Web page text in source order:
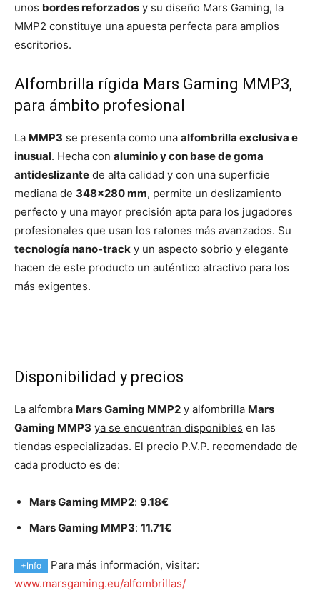
unos bordes reforzados y su diseño Mars Gaming, la
MMP2 constituye una apuesta perfecta para amplios
escritorios.
Alfombrilla rígida Mars Gaming MMP3,
para ámbito profesional
La MMP3 se presenta como una alfombrilla exclusiva e
inusual. Hecha con aluminio y con base de goma
antideslizante de alta calidad y con una superficie
mediana de 348×280 mm, permite un deslizamiento
perfecto y una mayor precisión apta para los jugadores
profesionales que usan los ratones más avanzados. Su
tecnología nano-track y un aspecto sobrio y elegante
hacen de este producto un auténtico atractivo para los
más exigentes.
Disponibilidad y precios
La alfombra Mars Gaming MMP2 y alfombrilla Mars
Gaming MMP3 ya se encuentran disponibles en las
tiendas especializadas. El precio P.V.P. recomendado de
cada producto es de:
Mars Gaming MMP2: 9.18€
Mars Gaming MMP3: 11.71€
+Info
Para más información, visitar:
www.marsgaming.eu/alfombrillas/